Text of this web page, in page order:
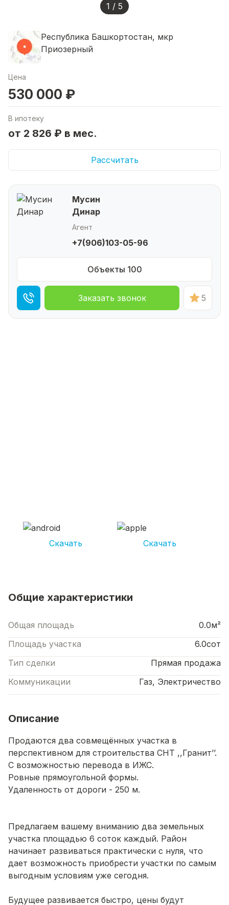
1 / 5
Республика Башкортостан, мкр
Приозерный
Цена
530 000 ₽
В ипотеку
от 2 826 ₽ в мес.
Рассчитать
Мусин
Динар
Агент
+7(906)103-05-96
Объекты 100
Заказать звонок 5
Скачать Скачать
Общие характеристики
Общая площадь
0.0м²
Площадь участка
6.0сот
Тип сделки
Прямая продажа
Коммуникации
Газ, Электричество
Описание
Продаются два совмещённых участка в
перспективном для строительства СНТ ,,Гранит’’.
С возможностью перевода в ИЖС.
Ровные прямоугольной формы.
Удаленность от дороги - 250 м.
Пpeдлагаем вaшeму внимaнию два земельных
участка площадью 6 coток каждый. Район
начинает развиваться практически с нуля, что
дает возможность приобрести участки по самым
выгодным условиям уже сегодня.
Будущее развивается быстро, цены будут